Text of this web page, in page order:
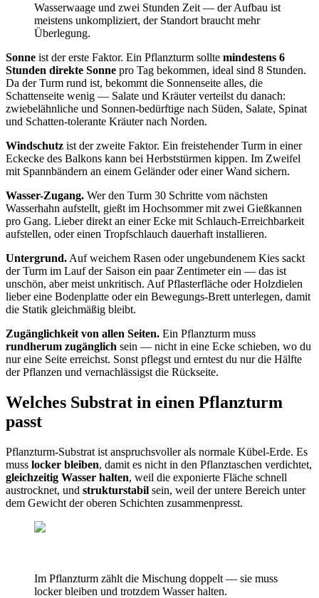
Wasserwaage und zwei Stunden Zeit — der Aufbau ist
meistens unkompliziert, der Standort braucht mehr
Überlegung.
Sonne ist der erste Faktor. Ein Pflanzturm sollte mindestens 6
Stunden direkte Sonne pro Tag bekommen, ideal sind 8 Stunden.
Da der Turm rund ist, bekommt die Sonnenseite alles, die
Schattenseite wenig — Salate und Kräuter verteilst du danach:
zwiebelähnliche und Sonnen-bedürftige nach Süden, Salate, Spinat
und Schatten-tolerante Kräuter nach Norden.
Windschutz ist der zweite Faktor. Ein freistehender Turm in einer
Eckecke des Balkons kann bei Herbststürmen kippen. Im Zweifel
mit Spannbändern an einem Geländer oder einer Wand sichern.
Wasser-Zugang. Wer den Turm 30 Schritte vom nächsten
Wasserhahn aufstellt, gießt im Hochsommer mit zwei Gießkannen
pro Gang. Lieber direkt an einer Ecke mit Schlauch-Erreichbarkeit
aufstellen, oder einen Tropfschlauch dauerhaft installieren.
Untergrund. Auf weichem Rasen oder ungebundenem Kies sackt
der Turm im Lauf der Saison ein paar Zentimeter ein — das ist
unschön, aber meist unkritisch. Auf Pflasterfläche oder Holzdielen
lieber eine Bodenplatte oder ein Bewegungs-Brett unterlegen, damit
die Statik gleichmäßig bleibt.
Zugänglichkeit von allen Seiten. Ein Pflanzturm muss
rundherum zugänglich sein — nicht in eine Ecke schieben, wo du
nur eine Seite erreichst. Sonst pflegst und erntest du nur die Hälfte
der Pflanzen und vernachlässigst die Rückseite.
Welches Substrat in einen Pflanzturm
passt
Pflanzturm-Substrat ist anspruchsvoller als normale Kübel-Erde. Es
muss locker bleiben, damit es nicht in den Pflanztaschen verdichtet,
gleichzeitig Wasser halten, weil die exponierte Fläche schnell
austrocknet, und strukturstabil sein, weil der untere Bereich unter
dem Gewicht der oberen Schichten zusammenpresst.
Im Pflanzturm zählt die Mischung doppelt — sie muss
locker bleiben und trotzdem Wasser halten.